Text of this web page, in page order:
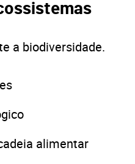
a biodiversidade.
alimentar